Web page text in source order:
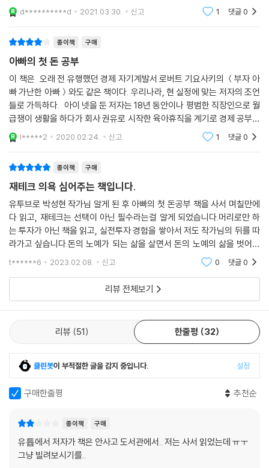
사람이다 달러투자, 그리고 폭락시 주식매수를 주로 하시는 분으로 보인
다. 세븐스
d**********d 2021.03.30. 신고 1 댓글0
종이책 구매
아빠의 첫 돈 공부
이 책은 오래 전 유행했던 경제 자기계발서 로버트 기요사키의 ＜부자 아
빠 가난한 아빠＞와도 같은 책이다. 우리나라, 현 실정에 맞는 저자의 조언
들로 가득하다. 아이 넷을 둔 저자는 18년 동안이나 평범한 직장인으로 월
급쟁이 생활을 하다가 회사 권유로 시작한 육아휴직을 계기로 경제 공부를
하고 여러 수단으로 투자를 시도하면서 결국 경제적 자유를 얻게 되었고,
그 비결을 이
l*****2 2020.02.24. 신고 1 댓글0
종이책 구매
재테크 의욕 심어주는 책입니다.
유투브로 박성현 작가님 알게 된 후 아빠의 첫 돈공부 책을 사서 며칠만에
다 읽고, 재테크는 선택이 아닌 필수라는걸 알게 되었습니다.머리로만 하
는 투자가 아닌 책을 읽고, 실전투자 경험을 쌓아서 저도 작가님의 뒤를 따
라가고 싶습니다.돈의 노예가 되는 삶을 살면서 돈의 노예의 삶을 벗어나
고 싶다는 꿈도 생겼습니다.재테크 관심있는 분들은 초기에 읽으시면 좋을
t******6 2023.02.08. 신고 0 댓글0
리뷰 전체보기
리뷰 51 한줄평 32
클린봇이 부적절한 글을 감지 중입니다. 설정
구매한줄평 추천순
종이책 구매
유튭에서 저자가 책은 안사고 도서관에서.. 저는 사서 읽었는데 ㅠㅜ
그냥 빌려보시기를..